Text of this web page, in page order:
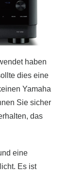
haben
dies eine
Yamaha
Sie sicher
das
eine
Es ist